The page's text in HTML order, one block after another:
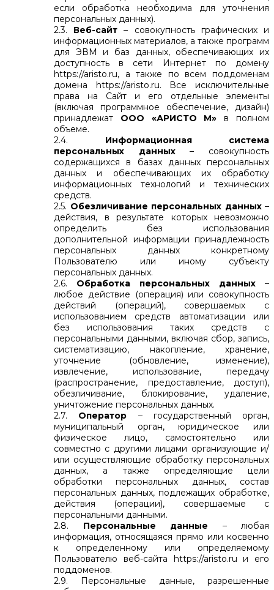
если обработка необходима для уточнения
персональных данных).
2.3. Веб-сайт – совокупность графических и
информационных материалов, а также программ
для ЭВМ и баз данных, обеспечивающих их
доступность в сети Интернет по домену
https://aristo.ru, а также по всем поддоменам
домена https://aristo.ru. Все исключительные
права на Сайт и его отдельные элементы
(включая программное обеспечение, дизайн)
принадлежат ООО «АРИСТО М» в полном
объеме.
2.4. Информационная система
персональных данных– совокупность
содержащихся в базах данных персональных
данных и обеспечивающих их обработку
информационных технологий и технических
средств.
2.5. Обезличивание персональных данных–
действия, в результате которых невозможно
определить без использования
дополнительной информации принадлежность
персональных данных конкретному
Пользователю или иному субъекту
персональных данных.
2.6. Обработка персональных данных –
любое действие (операция) или совокупность
действий (операций), совершаемых с
использованием средств автоматизации или
без использования таких средств с
персональными данными, включая сбор, запись,
систематизацию, накопление, хранение,
уточнение (обновление, изменение),
извлечение, использование, передачу
(распространение, предоставление, доступ),
обезличивание, блокирование, удаление,
уничтожение персональных данных.
2.7. Оператор – государственный орган,
муниципальный орган, юридическое или
физическое лицо, самостоятельно или
совместно с другими лицами организующие и/
или осуществляющие обработку персональных
данных, а также определяющие цели
обработки персональных данных, состав
персональных данных, подлежащих обработке,
действия (операции), совершаемые с
персональными данными.
2.8. Персональные данные – любая
информация, относящаяся прямо или косвенно
к определенному или определяемому
Пользователю веб-сайта https://aristo.ru и его
поддоменов.
2.9. Персональные данные, разрешенные